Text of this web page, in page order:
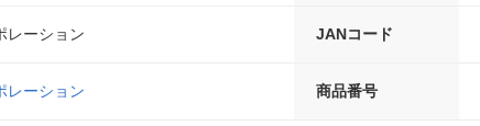
レーション JANコード
レーション 商品番号